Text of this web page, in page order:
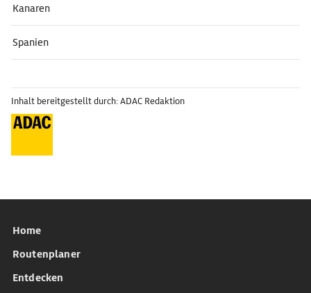
Kanaren
Spanien
Inhalt bereitgestellt durch: ADAC Redaktion
Home
Routenplaner
Entdecken